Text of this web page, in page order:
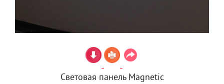
Световая панель Magnetic